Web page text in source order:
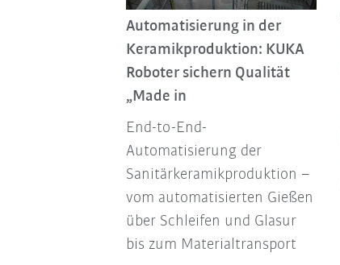
Automatisierung in der
Keramikproduktion: KUKA
Roboter sichern Qualität
„Made in
End-to-End-
Automatisierung der
Sanitärkeramikproduktion –
vom automatisierten Gießen
über Schleifen und Glasur
bis zum Materialtransport